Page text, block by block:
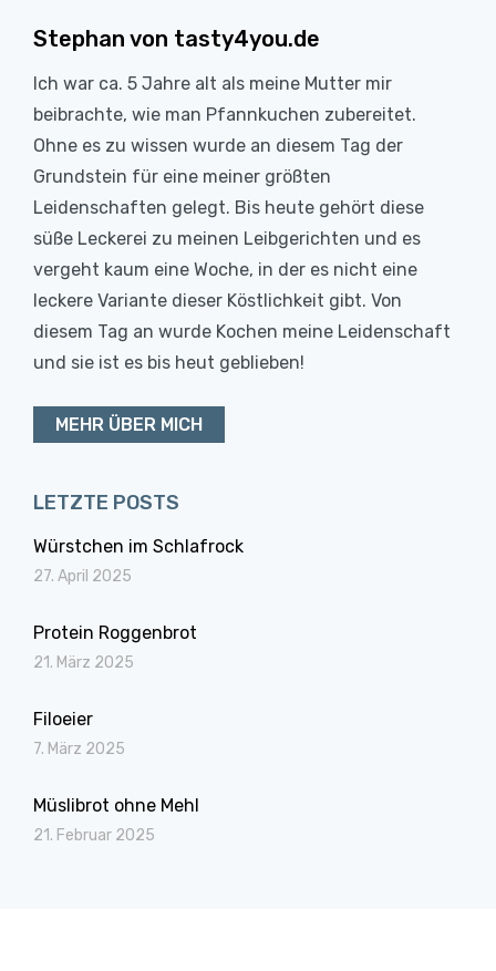
Stephan von tasty4you.de
Ich war ca. 5 Jahre alt als meine Mutter mir
beibrachte, wie man Pfannkuchen zubereitet.
Ohne es zu wissen wurde an diesem Tag der
Grundstein für eine meiner größten
Leidenschaften gelegt. Bis heute gehört diese
süße Leckerei zu meinen Leibgerichten und es
vergeht kaum eine Woche, in der es nicht eine
leckere Variante dieser Köstlichkeit gibt. Von
diesem Tag an wurde Kochen meine Leidenschaft
und sie ist es bis heut geblieben!
MEHR ÜBER MICH
LETZTE POSTS
Würstchen im Schlafrock
27. April 2025
Protein Roggenbrot
21. März 2025
Filoeier
7. März 2025
Müslibrot ohne Mehl
21. Februar 2025